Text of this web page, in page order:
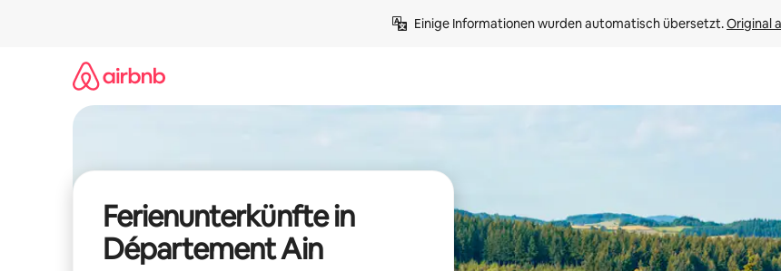
Einige Informationen wurden automatisch übersetzt. Original
Ferienunterkünfte in
Département Ain